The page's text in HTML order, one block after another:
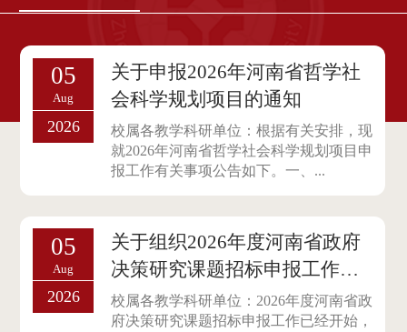
05
Aug
2026
关于申报2026年河南省哲学社
会科学规划项目的通知
校属各教学科研单位：根据有关安排，现
就2026年河南省哲学社会科学规划项目申
报工作有关事项公告如下。一、...
05
Aug
2026
关于组织2026年度河南省政府
决策研究课题招标申报工作的
通知
校属各教学科研单位：2026年度河南省政
府决策研究课题招标申报工作已经开始，